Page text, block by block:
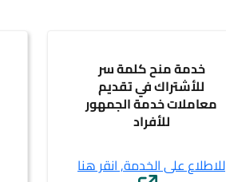
خدمة منح كلمة سر
للأشتراك في تقديم
معاملات خدمة الجمهور
للأفراد
للاطلاع على الخدمة, انقر هنا